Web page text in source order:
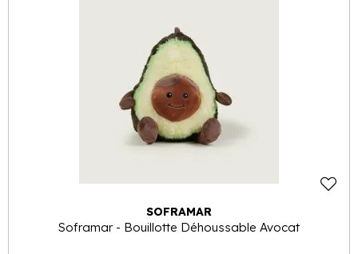
SOFRAMAR
Soframar - Bouillotte Déhoussable Avocat